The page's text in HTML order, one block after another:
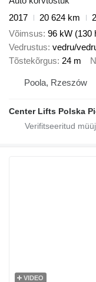
2017
20 624 km
Võimsus 96 kW (130
Vedrustus vedru/
Tõstekõrgus 24 m
Poola, Rzeszów
Center Lifts Polska
VIDEO